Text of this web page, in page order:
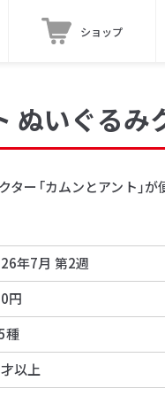
ショップ
ぬいぐるみ
ター「カムンとアント」
年7月 第2週
円
種
以上